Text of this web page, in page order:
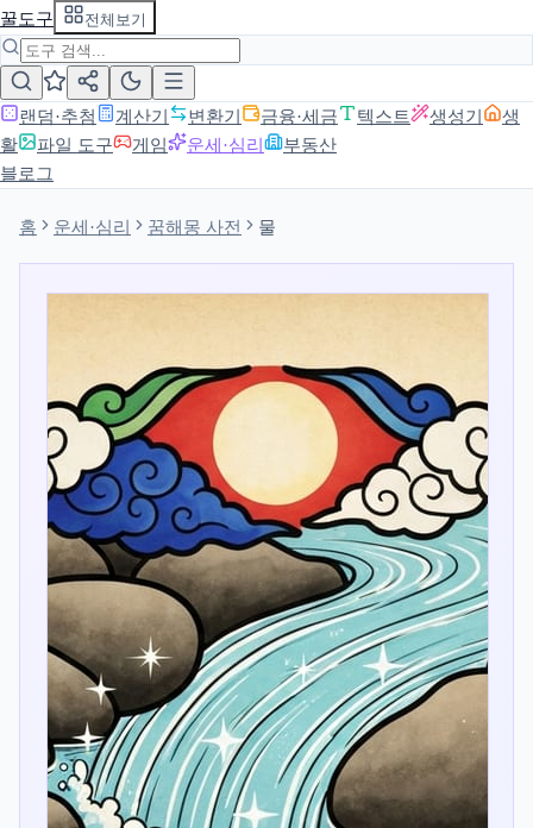
꿀도구 전체보기
랜덤·추첨 계산기 변환기 금융·세금 텍스트 생성기
생
활
파일 도구 게임 운세·심리
부동산
블로그
홈 운세·심리 꿈해몽 사전 물